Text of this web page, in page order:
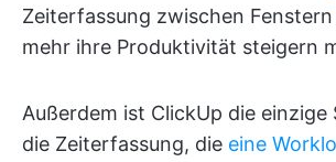
Zeiterfassung zwischen
mehr ihre Produktivität steigern
Außerdem ist ClickUp die
die Zeiterfassung, die eine